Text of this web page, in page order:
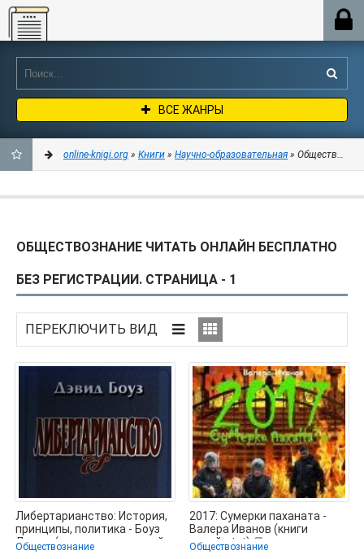
Online-knigi.org
ВСЕ ЖАНРЫ
ЗАКЛАДКИ
online-knigi.org » Книги » Научно-образовательная » Обществознание
ОБЩЕСТВОЗНАНИЕ ЧИТАТЬ ОНЛАЙН БЕСПЛАТНО
БЕЗ РЕГИСТРАЦИИ. СТРАНИЦА - 1
Либертарианство: История,
принципы, политика - Боуз
Дэвид (читать книгу онлайн
Обществознание
2017: Сумерки паханата -
Валера Иванов (книги
онлайн txt) 📗
Обществознание